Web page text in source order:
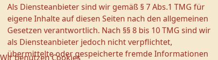
Als Diensteanbieter sind wir gemäß § 7 Abs.1 TMG für
eigene Inhalte auf diesen Seiten nach den allgemeinen
Gesetzen verantwortlich. Nach §§ 8 bis 10 TMG sind wir
als Diensteanbieter jedoch nicht verpflichtet,
übermittelte oder gespeicherte fremde Informationen
Wir benutzen Cookies